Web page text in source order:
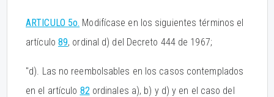
ARTICULO 5o. Modifícase en los siguientes términos el
artículo 89, ordinal d) del Decreto 444 de 1967;
"d). Las no reembolsables en los casos contemplados
en el artículo 82ordinales a), b) y d) y en el caso del